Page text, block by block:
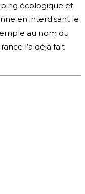
écologique et
en interdisant le
au nom du
l’a déjà fait